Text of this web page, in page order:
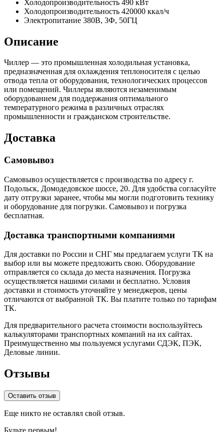
Холодопроизводительность 490 кВт
Холодопроизводительность 420000 ккал/ч
Электропитание 380В, 3Ф, 50ГЦ
Описание
Чиллер — это промышленная холодильная установка,
предназначенная для охлаждения теплоносителя с целью
отвода тепла от оборудования, технологических процессов
или помещений. Чиллеры являются незаменимым
оборудованием для поддержания оптимального
температурного режима в различных отраслях
промышленности и гражданском строительстве.
Доставка
Самовывоз
Самовывоз осуществляется с производства по адресу г.
Подольск, Домодедовское шоссе, 20. Для удобства согласуйте
дату отгрузки заранее, чтобы мы могли подготовить технику
и оборудование для погрузки. Самовывоз и погрузка
бесплатная.
Доставка транспортными компаниями
Для доставки по России и СНГ мы предлагаем услуги ТК на
выбор или вы можете предложить свою. Оборудование
отправляется со склада до места назначения. Погрузка
осуществляется нашими силами и бесплатно. Условия
доставки и стоимость уточняйте у менеджеров, цены
отличаются от выбранной ТК. Вы платите только по тарифам
ТК.
Для предварительного расчета стоимости воспользуйтесь
калькуляторами транспортных компаний на их сайтах.
Преимущественно мы пользуемся услугами СДЭК, ПЭК,
Деловые линии.
Отзывы
Оставить отзыв
Еще никто не оставлял свой отзыв.